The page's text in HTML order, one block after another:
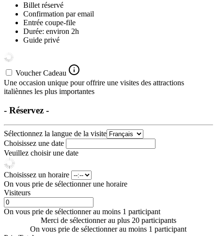
Billet réservé
Confirmation par email
Entrée coupe-file
Durée: environ 2h
Guide privé
Voucher Cadeau
Une occasion unique pour offrire une visites des attractions
italiènnes les plus importantes
- Réservez -
Sélectionnez la langue de la visite
Choisissez une date
Veuillez choisir une date
Choisissez un horaire
On vous prie de sélectionner une horaire
Visiteurs
On vous prie de sélectionner au moins 1 participant
Merci de sélectionner au plus 20 participants
On vous prie de sélectionner au moins 1 participant